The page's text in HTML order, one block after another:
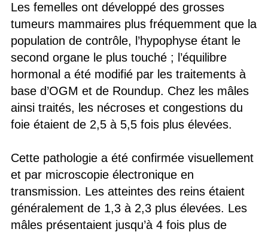
Les femelles ont développé des grosses
tumeurs mammaires plus fréquemment que la
population de contrôle, l’hypophyse étant le
second organe le plus touché ; l’équilibre
hormonal a été modifié par les traitements à
base d’OGM et de Roundup. Chez les mâles
ainsi traités, les nécroses et congestions du
foie étaient de 2,5 à 5,5 fois plus élevées.
Cette pathologie a été confirmée visuellement
et par microscopie électronique en
transmission. Les atteintes des reins étaient
généralement de 1,3 à 2,3 plus élevées. Les
mâles présentaient jusqu’à 4 fois plus de